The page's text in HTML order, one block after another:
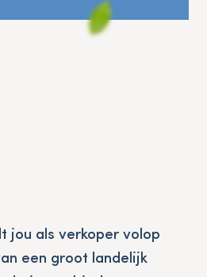
jou als verkoper volop
een groot landelijk